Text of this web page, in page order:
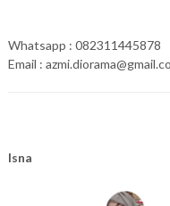
Whatsapp : 082311445878
Email :
Isna